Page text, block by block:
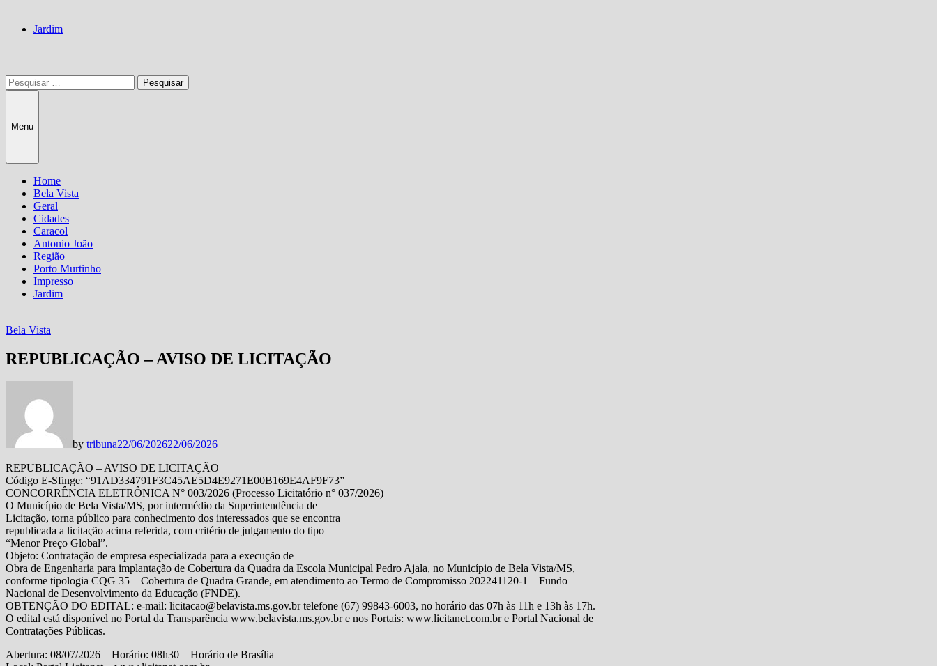
Jardim
Pesquisar
por:
Menu
Home
Bela Vista
Geral
Cidades
Caracol
Antonio João
Região
Porto Murtinho
Impresso
Jardim
Bela Vista
REPUBLICAÇÃO – AVISO DE LICITAÇÃO
by tribuna22/06/202622/06/2026
REPUBLICAÇÃO – AVISO DE LICITAÇÃO
Código E-Sfinge: “91AD334791F3C45AE5D4E9271E00B169E4AF9F73”
CONCORRÊNCIA ELETRÔNICA N° 003/2026 (Processo Licitatório n° 037/2026)
O Município de Bela Vista/MS, por intermédio da Superintendência de
Licitação, torna público para conhecimento dos interessados que se encontra
republicada a licitação acima referida, com critério de julgamento do tipo
“Menor Preço Global”.
Objeto: Contratação de empresa especializada para a execução de
Obra de Engenharia para implantação de Cobertura da Quadra da Escola Municipal Pedro Ajala, no Município de Bela Vista/MS,
conforme tipologia CQG 35 – Cobertura de Quadra Grande, em atendimento ao Termo de Compromisso 202241120-1 – Fundo
Nacional de Desenvolvimento da Educação (FNDE).
OBTENÇÃO DO EDITAL: e-mail: licitacao@belavista.ms.gov.br telefone (67) 99843-6003, no horário das 07h às 11h e 13h às 17h.
O edital está disponível no Portal da Transparência www.belavista.ms.gov.br e nos Portais: www.licitanet.com.br e Portal Nacional de
Contratações Públicas.
Abertura: 08/07/2026 – Horário: 08h30 – Horário de Brasília